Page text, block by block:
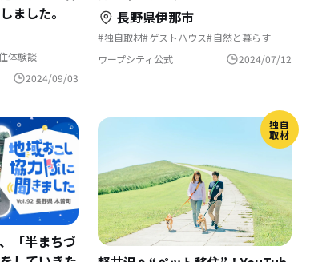
ました。
体験談
2024/09/03
長野県伊那市
独自取材 ゲストハウス 自然と暮らす
地域おこし 農業の仕事 地域おこし協力隊
地方移住 スポーツで豊かに 歴史をつむぐ
まちづくり 集落で暮らす
ワープシティ公式 2024/07/12
「半まちづ
独自
取材